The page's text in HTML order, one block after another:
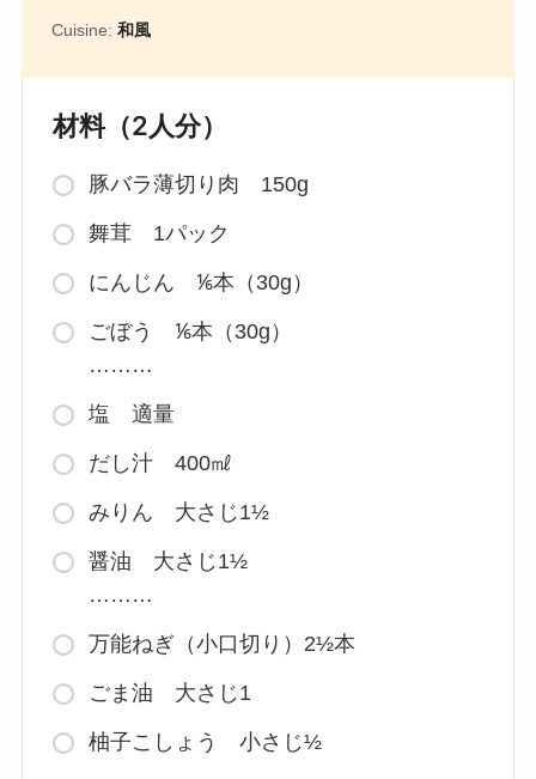
Cuisine: 和風
材料（2人分）
豚バラ薄切り肉 150g
舞茸 1パック
にんじん ⅙本（30g）
ごぼう ⅙本（30g）
………
塩 適量
だし汁 400㎖
みりん 大さじ1½
醤油 大さじ1½
………
万能ねぎ（小口切り）2½本
ごま油 大さじ1
柚子こしょう 小さじ½